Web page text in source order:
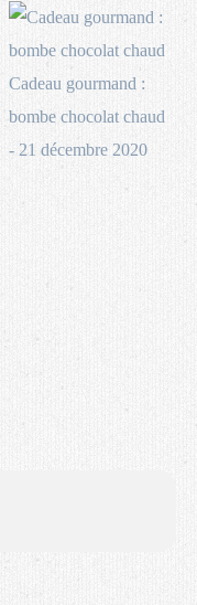
Cadeau gourmand :
bombe chocolat chaud
- 21 décembre 2020